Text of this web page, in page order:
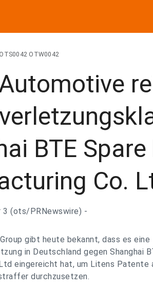
OTS0042 OTW0042
BTE
Co.
3 (ots/PRNewswire) -
gibt heute bekannt, dass es eine
in Deutschland gegen Shanghai
eingereicht hat, um Litens Patente
durchzusetzen.